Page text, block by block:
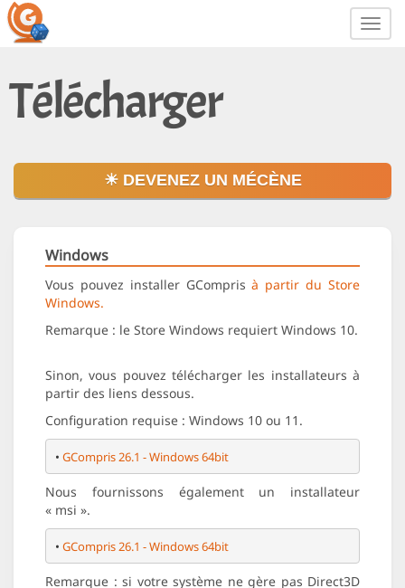
Télécharger
☀ DEVENEZ UN MÉCÈNE
Windows
Vous pouvez installer GComprisà partir du Store
Windows.
Remarque : le Store Windows requiert Windows 10.
Sinon, vous pouvez télécharger les installateurs à
partir des liens dessous.
Configuration requise : Windows 10 ou 11.
• GCompris 26.1 - Windows 64bit
Nous fournissons également un installateur
« msi ».
• GCompris 26.1 - Windows 64bit
Remarque : si votre système ne gère pas Direct3D